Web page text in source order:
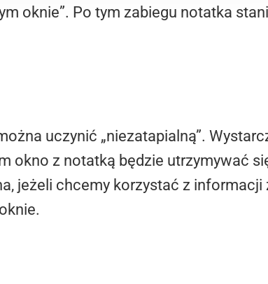
oknie”. Po tym zabiegu notatka
uczynić „niezatapialną”.
okno z notatką będzie utrzymywać
jeżeli chcemy korzystać z informacji